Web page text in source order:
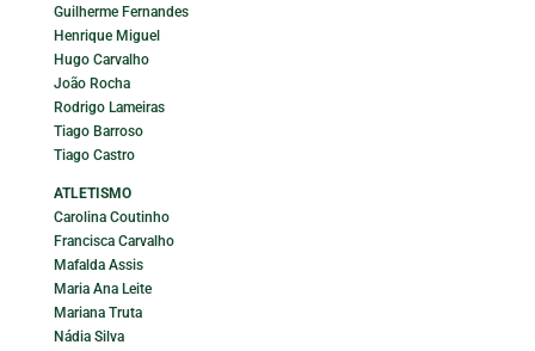
Guilherme Fernandes
Henrique Miguel
Hugo Carvalho
João Rocha
Rodrigo Lameiras
Tiago Barroso
Tiago Castro
ATLETISMO
Carolina Coutinho
Francisca Carvalho
Mafalda Assis
Maria Ana Leite
Mariana Truta
Nádia Silva